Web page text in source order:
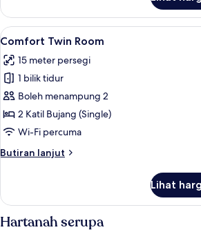
Quadruple
Room
Lihat
semua
foto
untuk
Comfort
Twin
Room
Comfort
9
Comfort Twin Room
15 meter persegi
1 bilik tidur
Boleh menampung 2
2 Katil Bujang (Single)
Wi-Fi percuma
Butiran lanjut
Butiran
Twin
Room
Lihat
Hartanah serupa